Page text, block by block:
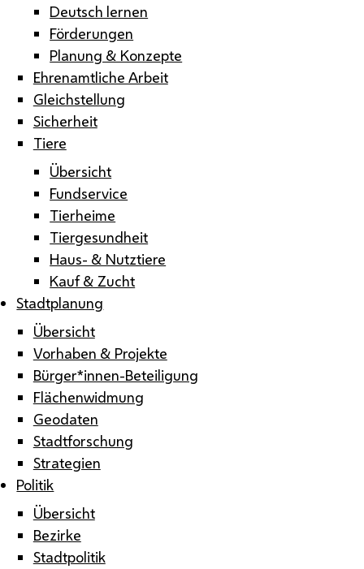
Deutsch lernen
Förderungen
Planung & Konzepte
Ehrenamtliche Arbeit
Gleichstellung
Sicherheit
Tiere
Übersicht
Fundservice
Tierheime
Tiergesundheit
Haus- & Nutztiere
Kauf & Zucht
Stadtplanung
Übersicht
Vorhaben & Projekte
Bürger*innen-Beteiligung
Flächenwidmung
Geodaten
Stadtforschung
Strategien
Politik
Übersicht
Bezirke
Stadtpolitik